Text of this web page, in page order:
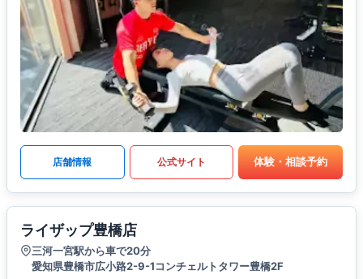
店舗情報 公式サイト 体験・相談予約
ライザップ豊橋店
三河一宮駅から車で20分
愛知県豊橋市広小路2-9-1コンチェルトタワー豊橋2F